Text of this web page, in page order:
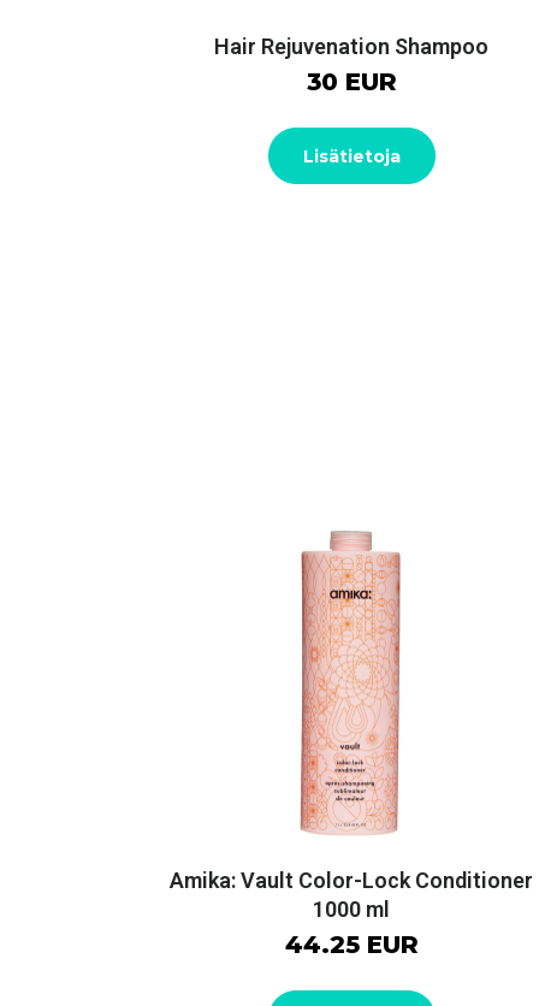
Hair Rejuvenation Shampoo
30 EUR
Lisätietoja
Amika: Vault Color-Lock Conditioner
1000 ml
44.25 EUR